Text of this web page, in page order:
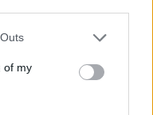
of my
az aszály, mégis